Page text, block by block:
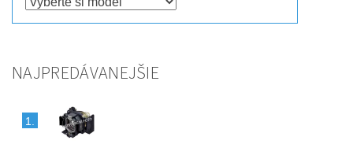
NAJPREDÁVANEJŠIE
1.